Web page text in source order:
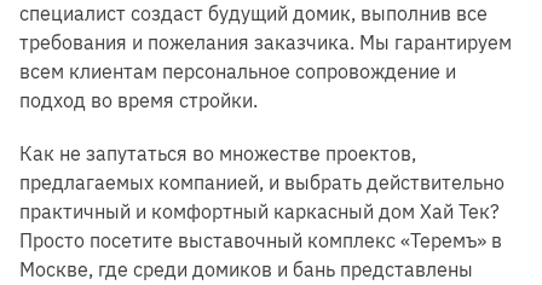
специалист создаст будущий домик, выполнив все
требования и пожелания заказчика. Мы гарантируем
всем клиентам персональное сопровождение и
подход во время стройки.
Как не запутаться во множестве проектов,
предлагаемых компанией, и выбрать действительно
практичный и комфортный каркасный дом Хай Тек?
Просто посетите выставочный комплекс «Теремъ» в
Москве, где среди домиков и бань представлены